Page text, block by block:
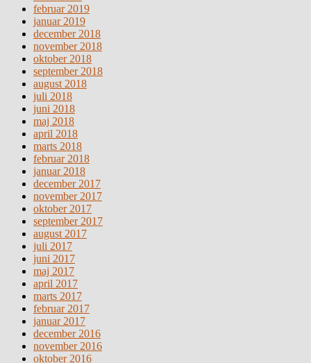
februar 2019
januar 2019
december 2018
november 2018
oktober 2018
september 2018
august 2018
juli 2018
juni 2018
maj 2018
april 2018
marts 2018
februar 2018
januar 2018
december 2017
november 2017
oktober 2017
september 2017
august 2017
juli 2017
juni 2017
maj 2017
april 2017
marts 2017
februar 2017
januar 2017
december 2016
november 2016
oktober 2016